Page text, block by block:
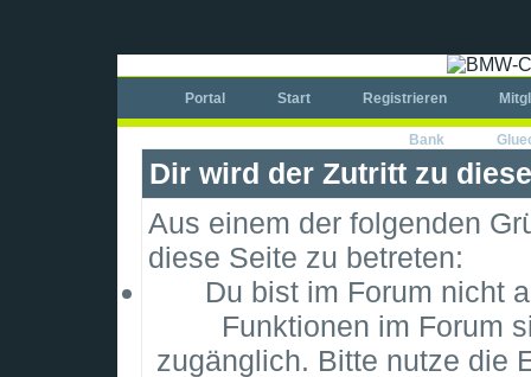
Portal Start Registrieren
Bank
Dir wird der Zutritt zu
Aus einem der folgenden
diese Seite zu betreten:
Du bist im Forum nicht
Funktionen im Forum
zugänglich. Bitte nutze die